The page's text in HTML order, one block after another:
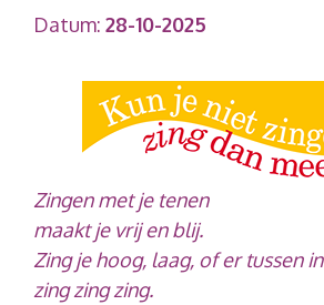
Datum: 28-10-2025
Zingen met je tenen
maakt je vrij en blij.
Zing je hoog, laag, of er tussen in
zing zing zing.